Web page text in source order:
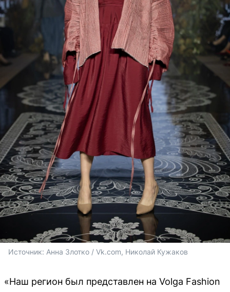
Источник: Анна Злотко / Vk.com, Николай Кужаков
«Наш регион был представлен на Volga Fashion